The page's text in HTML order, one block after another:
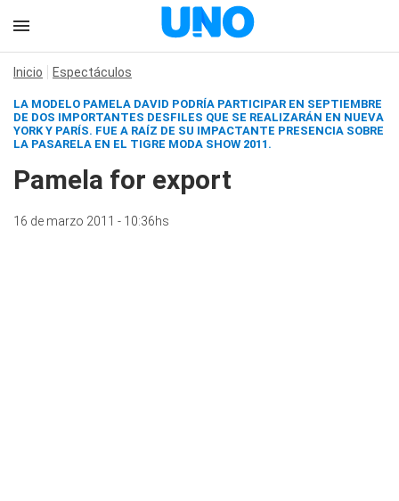
Inicio Espectáculos
LA MODELO PAMELA DAVID PODRÍA PARTICIPAR EN SEPTIEMBRE
DE DOS IMPORTANTES DESFILES QUE SE REALIZARÁN EN NUEVA
YORK Y PARÍS. FUE A RAÍZ DE SU IMPACTANTE PRESENCIA SOBRE
LA PASARELA EN EL TIGRE MODA SHOW 2011.
Pamela for export
16 de marzo 2011 - 10:36hs